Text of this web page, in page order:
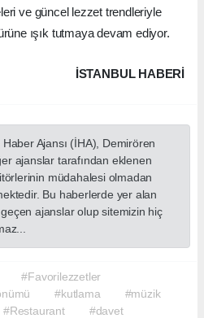
ve güncel lezzet trendleriyle
ışık tutmaya devam ediyor.
İSTANBUL HABERİ
Ajansı (İHA), Demirören
ajanslar tarafından eklenen
müdahalesi olmadan
Bu haberlerde yer alan
ajanslar olup sitemizin hiç
#Favorilezzetler
#kutlama
#müzik
#Restaurant #davet